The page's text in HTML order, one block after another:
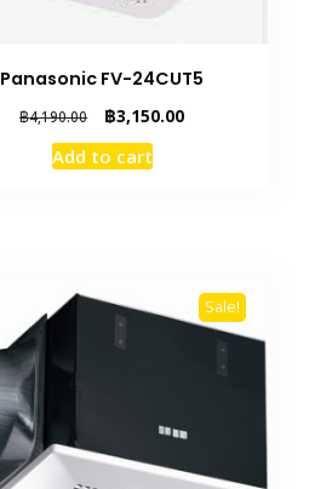
Panasonic FV-24CUT5
฿4,190.00
Original
price
was:
฿3,150.00Current
Add to cart
Sale!